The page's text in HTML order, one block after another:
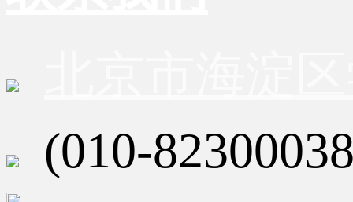
(010-